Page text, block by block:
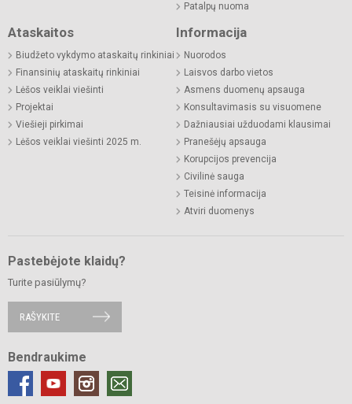
Patalpų nuoma
Ataskaitos
Biudžeto vykdymo ataskaitų rinkiniai
Finansinių ataskaitų rinkiniai
Lėšos veiklai viešinti
Projektai
Viešieji pirkimai
Lėšos veiklai viešinti 2025 m.
Informacija
Nuorodos
Laisvos darbo vietos
Asmens duomenų apsauga
Konsultavimasis su visuomene
Dažniausiai užduodami klausimai
Pranešėjų apsauga
Korupcijos prevencija
Civilinė sauga
Teisinė informacija
Atviri duomenys
Pastebėjote klaidų?
Turite pasiūlymų?
RAŠYKITE
Bendraukime